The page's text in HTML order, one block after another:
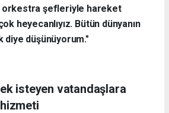
şefleriyle hareket
heyecanlıyız. Bütün dünyanın
diye düşünüyorum."
isteyen vatandaşlara